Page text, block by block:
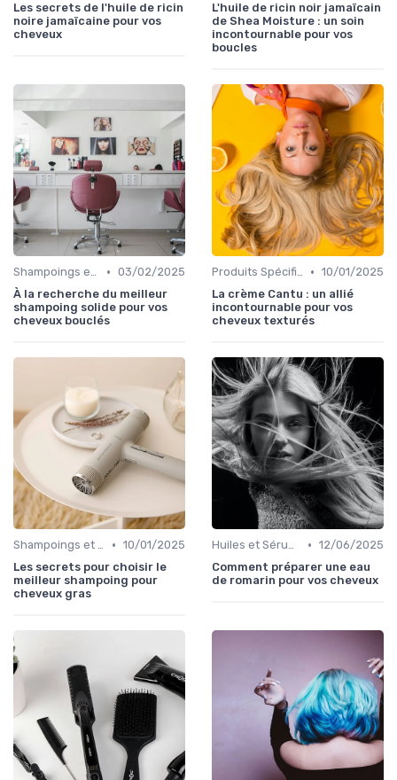
Les secrets de l'huile de ricin
noire jamaïcaine pour vos
cheveux
L'huile de ricin noir jamaïcain
de Shea Moisture : un soin
incontournable pour vos
boucles
Shampoings et Après-Shampoings • 03/02/2025
À la recherche du meilleur
shampoing solide pour vos
cheveux bouclés
Produits Spécifiques (Anti-Frisottis, Hydratants) • 10/01/2025
La crème Cantu : un allié
incontournable pour vos
cheveux texturés
Shampoings et Après-Shampoings • 10/01/2025
Les secrets pour choisir le
meilleur shampoing pour
cheveux gras
Huiles et Sérums • 12/06/2025
Comment préparer une eau
de romarin pour vos cheveux